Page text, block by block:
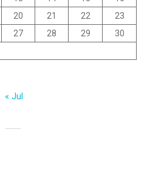
20 21 22
23
27 28 29
30
« Jul